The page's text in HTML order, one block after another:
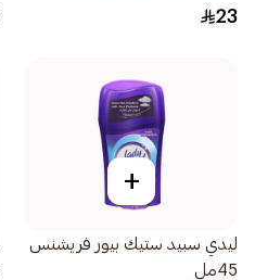
والروائح الغير محببة 65جرام
23
+
ليدي سبيد ستيك بيور فريشنس
45مل